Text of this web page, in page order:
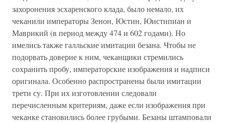
захоронения эсхаренского клада, было немало, их
чеканили императоры Зенон, Юстин, Юистипиан и
Маврикий (в период между 474 и 602 годами). Но
имелись также галльские имитации безана. Чтобы не
подорвать доверие к ним, чеканщики стремились
сохранить пробу, императорские изображения и надписи
оригинала. Особенно распространены были имитации
трети су. При их изготовлении следовали
перечисленным критериям, даже если изображения при
чеканке становились более грубыми. Безаны штамповали